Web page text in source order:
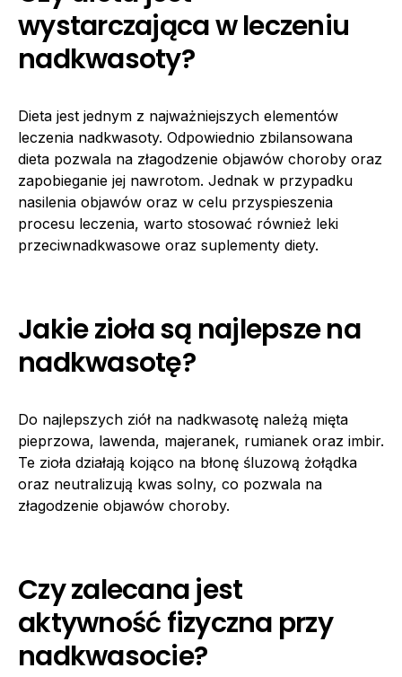
wystarczająca w leczeniu
nadkwasoty?
Dieta jest jednym z najważniejszych elementów
leczenia nadkwasoty. Odpowiednio zbilansowana
dieta pozwala na złagodzenie objawów choroby oraz
zapobieganie jej nawrotom. Jednak w przypadku
nasilenia objawów oraz w celu przyspieszenia
procesu leczenia, warto stosować również leki
przeciwnadkwasowe oraz suplementy diety.
Jakie zioła są najlepsze na
nadkwasotę?
Do najlepszych ziół na nadkwasotę należą mięta
pieprzowa, lawenda, majeranek, rumianek oraz imbir.
Te zioła działają kojąco na błonę śluzową żołądka
oraz neutralizują kwas solny, co pozwala na
złagodzenie objawów choroby.
Czy zalecana jest
aktywność fizyczna przy
nadkwasocie?